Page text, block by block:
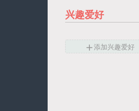
兴趣爱好
添加兴趣爱好